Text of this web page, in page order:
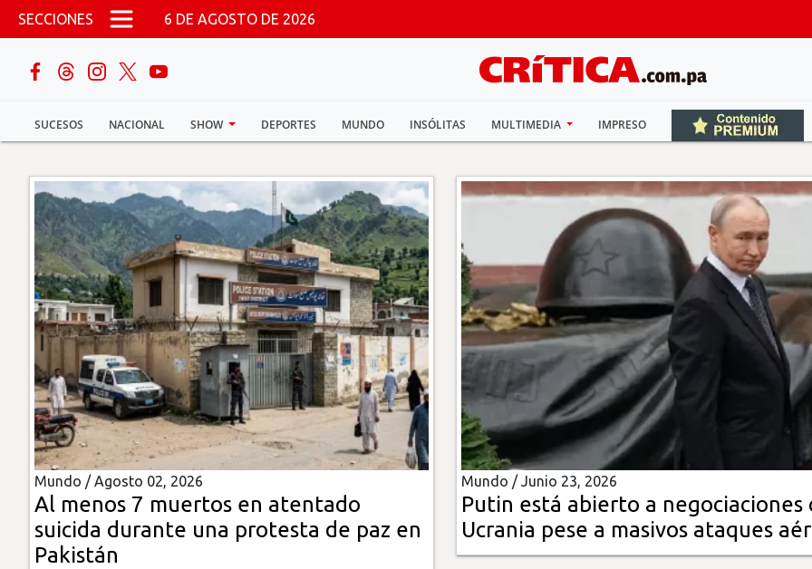
Pasar al contenido principal
SECCIONES 6 DE AGOSTO DE 2026
SUCESOS NACIONAL SHOW DEPORTES MUNDO INSÓLITAS MULTIMEDIA IMPRESO
buscar
Sucesos
Nacional
Política
Show
Deportes
Mundo
Insólitas
Multimedia
Impreso
Mundo /Agosto 02, 2026
Al menos 7 muertos en atentado
suicida durante una protesta de paz en
Pakistán
Mundo /Junio 23, 2026
Putin está abierto a negociaciones
Ucrania pese a masivos ataques